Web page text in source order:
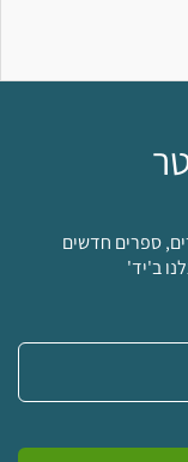
ספרים חדשים
ב'יד'